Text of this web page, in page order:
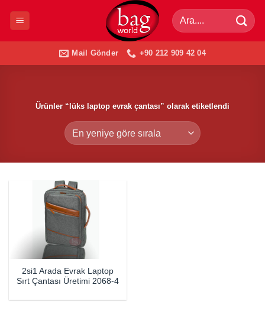
Ara:
Mail Gönder +90 212 909 42 04
Ürünler “lüks laptop evrak çantası” olarak etiketlendi
2si1 Arada Evrak Laptop
Sırt Çantası Üretimi 2068-4